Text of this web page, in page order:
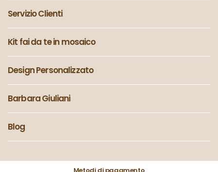
Servizio Clienti
Kit fai da te in mosaico
Design Personalizzato
Barbara Giuliani
Blog